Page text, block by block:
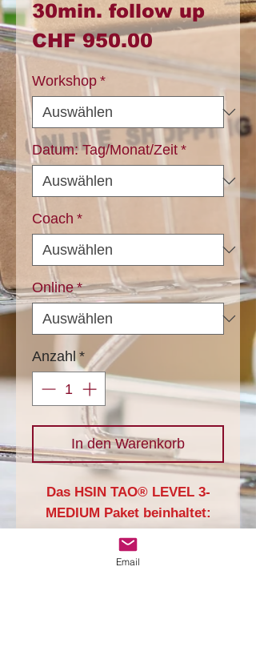
30min. follow up
CHF 950.00Preis
Workshop *
Datum: Tag/Monat/Zeit *
Coach *
Online *
Anzahl *
In den Warenkorb
Das HSIN TAO® LEVEL 3-
MEDIUM Paket beinhaltet:
- 3x einmal pro Woche ein 1
1/2 - stündiges
Email